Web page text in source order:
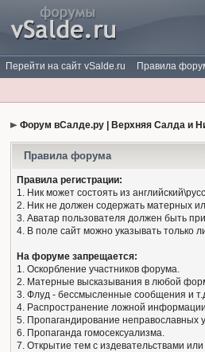
Перейти на сайт vSalde.ru Правила
Форум вСалде.ру | Верхняя Салда и
Правила форума
Правила регистрации:
1. Ник может состоять из
2. Ник не должен содержать матерных
3. Аватар пользователя должен быть
4. В поле сайт можно указывать только
На форуме запрещается:
1. Оскорбление участников форума.
2. Матерные высказывания в любой
3. Флуд - бессмысленные сообщения и
4. Распространение ложной
5. Пропагандирование неправославных
6. Пропаганда гомосексуализма.
7. Открытие тем с издевательствами